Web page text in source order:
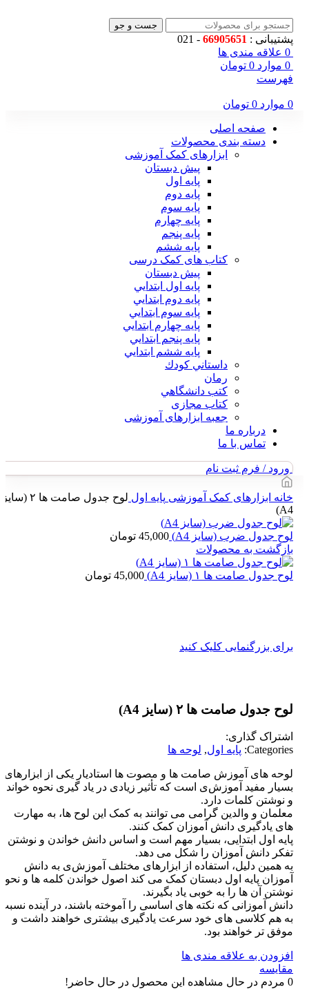
جست و جو
پشتیبانی : 66905651
- 021
0 علاقه مندی ها
0 موارد 0 تومان
فهرست
0 موارد 0 تومان
صفحه اصلی
دسته بندی محصولات
ابزارهای کمک آموزشی
پیش دبستان
پایه اول
پایه دوم
پایه سوم
پایه چهارم
پايه پنجم
پایه ششم
کتاب های کمک درسی
پیش دبستان
پايه اول ابتدايي
پايه دوم ابتدايي
پايه سوم ابتدايي
پايه چهارم ابتدايي
پايه پنجم ابتدايي
پايه ششم ابتدايي
داستاني كودك
رمان
كتب دانشگاهي
کتاب مجازی
جعبه ابزارهای آموزشی
درباره ما
تماس با ما
ورود / فرم ثبت نام
خانه ابزارهای کمک آموزشی پایه اول
لوح جدول صامت ها ۲ (سایز
A4)
لوح جدول ضرب (سایز A4) 45,000 تومان
بازگشت به محصولات
لوح جدول صامت ها ۱ (سایز A4) 45,000 تومان
برای بزرگنمایی کلیک کنید
لوح جدول صامت ها ۲ (سایز A4)
اشتراک گذاری:
Categories: پایه اول, لوحه ها
لوحه های آموزش صامت ها و مصوت ها استادیار یکی از ابزارهای
بسیار مفید آموزش‌ی است که تأثیر زیادی در یاد گیری نحوه
و نوشتن کلمات دارد.
معلمان و والدین گرامی می توانند به کمک این لوح ها، به مهارت
های یادگیری دانش آموزان کمک کنند.
پایه اول ابتدایی، بسیار مهم است و اساس دانش خواندن و نوشتن و
تفکر دانش آموزان را شکل می دهد.
به همین دلیل، استفاده از ابزارهای مختلف آموزش‌ی به دانش
آموزان پایه اول دبستان کمک می کند اصول خواندن کلمه ها و نحوه
نوشتن آن ها را به خوبی یاد بگیرند.
دانش آموزانی که نکته های اساسی را آموخته باشند، در آینده
به هم کلاسی های خود سرعت یادگیری بیشتری خواهند داشت و
موفق تر خواهند بود.
افزودن به علاقه مندی ها
مقایسه
0 مردم در حال مشاهده این محصول در حال حاضر!